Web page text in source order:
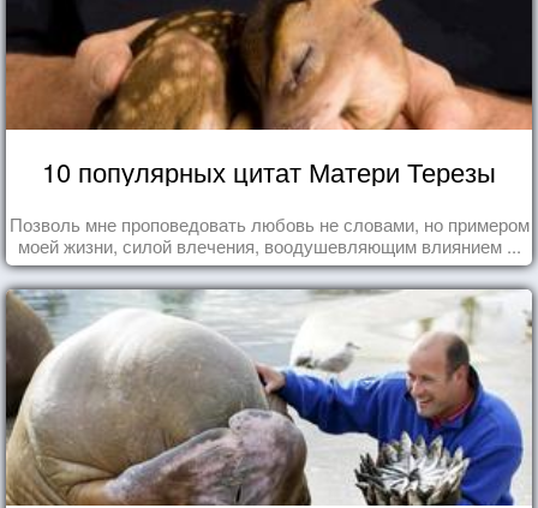
10 популярных цитат Матери Терезы
Позволь мне проповедовать любовь не словами, но примером
моей жизни, силой влечения, воодушевляющим влиянием ...